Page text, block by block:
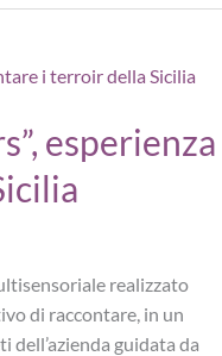
esperienza
realizzato
di raccontare, in un
guidata da